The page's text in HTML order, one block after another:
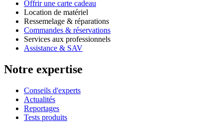
Offrir une carte cadeau
Location de matériel
Ressemelage & réparations
Commandes & réservations
Services aux professionnels
Assistance & SAV
Notre expertise
Conseils d'experts
Actualités
Reportages
Tests produits